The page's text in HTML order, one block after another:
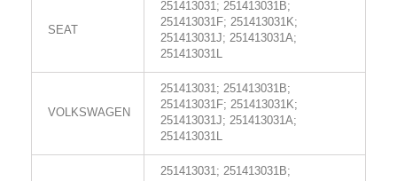
SEAT
251413031; 251413031B;
251413031F; 251413031K;
251413031J; 251413031A;
251413031L
VOLKSWAGEN
251413031; 251413031B;
251413031F; 251413031K;
251413031J; 251413031A;
251413031L
251413031; 251413031B;